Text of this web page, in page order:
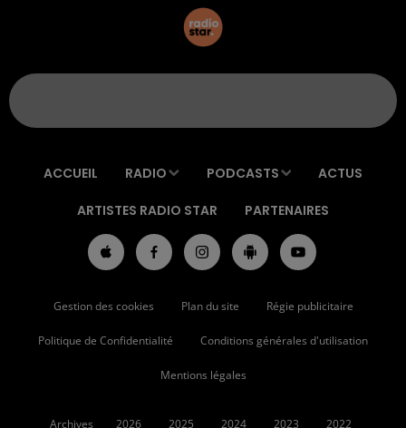
ACCUEIL RADIO PODCASTS ACTUS
ARTISTES RADIO STAR PARTENAIRES
Gestion des cookies Plan du site Régie publicitaire
Politique de Confidentialité Conditions générales d'utilisation
Mentions légales
Archives 2026 2025 2024 2023 2022